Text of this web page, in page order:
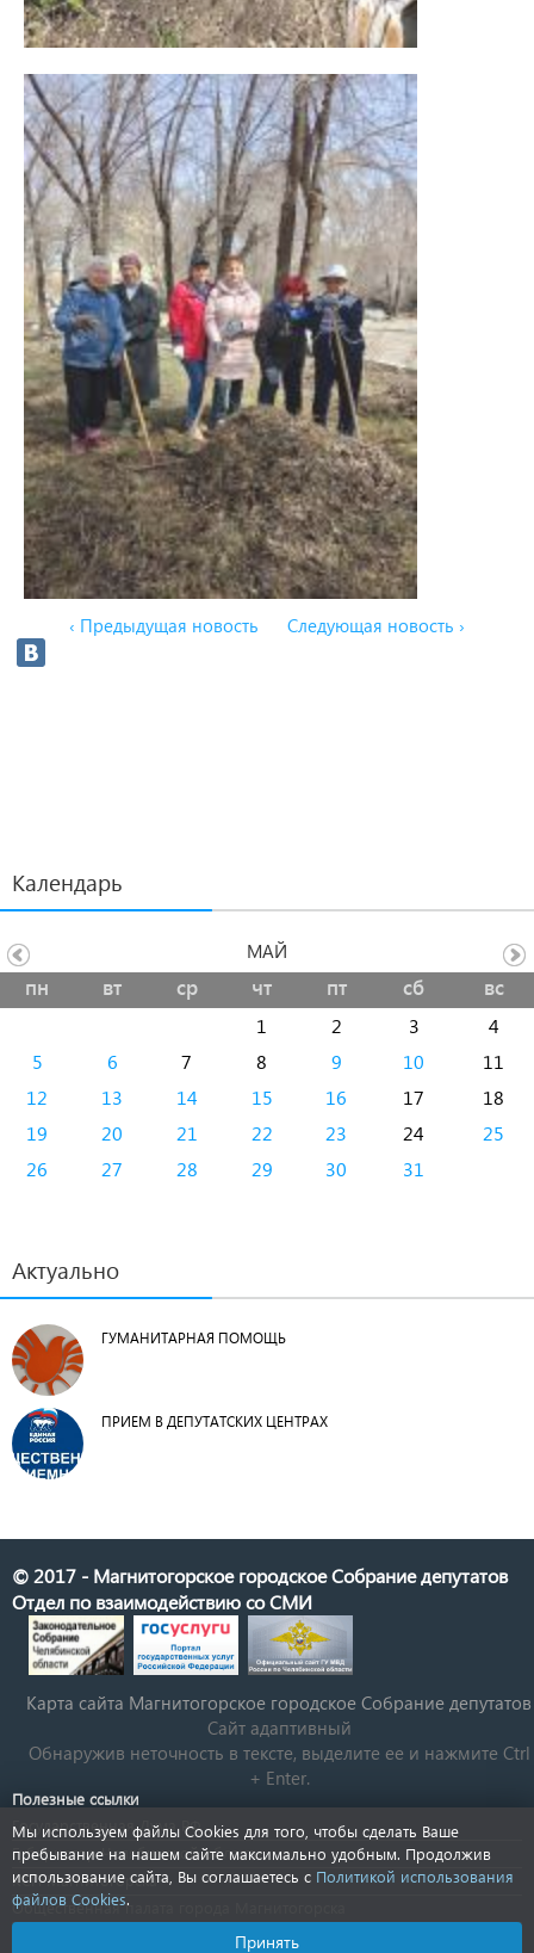
‹ Предыдущая новость Следующая новость ›
Календарь
пн вт ср чт пт сб вс
1 2 3
4
5
6 7 8 9 10
11
12
13 14 15 16 17
18
19
20 21 22 23 24
25
26
27 28 29 30 31
МАЙ
Актуально
ГУМАНИТАРНАЯ ПОМОЩЬ
ПРИЕМ В ДЕПУТАТСКИХ ЦЕНТРАХ
© 2017 - Магнитогорское городское Собрание депутатов
Отдел по взаимодействию со СМИ
Карта сайта Магнитогорское городское Cобрание депутатов
Сайт адаптивный
Обнаружив неточность в тексте, выделите ее и нажмите Ctrl
+ Enter.
Полезные ссылки
Государственная Дума РФ
Губернатор Челябинской области
КСП Магнитогорска
Общественная палата города Магнитогорска
Новости Челябинской области
Мы используем файлы Cookies для того, чтобы сделать Ваше
пребывание на нашем сайте максимально удобным. Продолжив
использование сайта, Вы соглашаетесь с Политикой использования
файлов Cookies.
Принять